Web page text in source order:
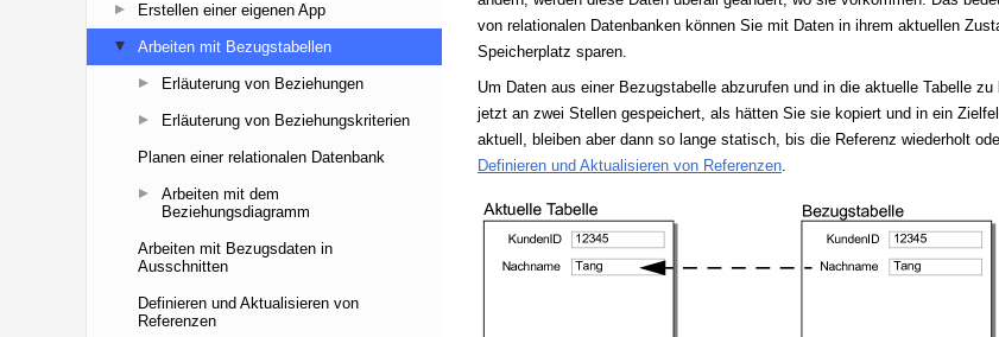
Erstellen einer eigenen App
Arbeiten mit Bezugstabellen
Erläuterung von Beziehungen
Erläuterung von Beziehungskriterien
Planen einer relationalen Datenbank
Arbeiten mit dem
Beziehungsdiagramm
Arbeiten mit Bezugsdaten in
Ausschnitten
Definieren und Aktualisieren von
Referenzen